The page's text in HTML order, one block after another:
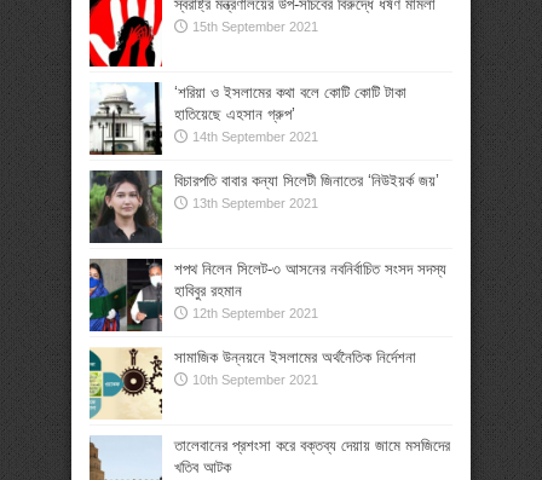
স্বরাষ্ট্র মন্ত্রণালয়ের উপ-সচিবের বিরুদ্ধে ধর্ষণ মামলা
15th September 2021
‘শরিয়া ও ইসলামের কথা বলে কোটি কোটি টাকা
হাতিয়েছে এহসান গ্রুপ’
14th September 2021
বিচারপতি বাবার কন্যা সিলেটী জিনাতের ‘নিউইয়র্ক জয়’
13th September 2021
শপথ নিলেন সিলেট-৩ আসনের নবনির্বাচিত সংসদ সদস্য
হাবিবুর রহমান
12th September 2021
সামাজিক উন্নয়নে ইসলামের অর্থনৈতিক নির্দেশনা
10th September 2021
তালেবানের প্রশংসা করে বক্তব্য দেয়ায় জামে মসজিদের
খতিব আটক